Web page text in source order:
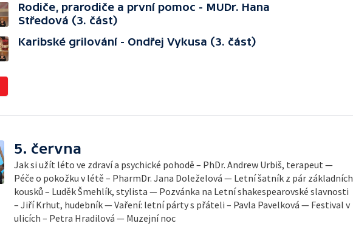
Rodiče, prarodiče a první pomoc - MUDr. Hana
Středová (3. část)
Karibské grilování - Ondřej Vykusa (3. část)
5. června
Jak si užít léto ve zdraví a psychické pohodě – PhDr. Andrew Urbiš, terapeut —
Péče o pokožku v létě – PharmDr. Jana Doleželová — Letní šatník z pár základních
kousků – Luděk Šmehlík, stylista — Pozvánka na Letní shakespearovské slavnosti
– Jiří Krhut, hudebník — Vaření: letní párty s přáteli – Pavla Pavelková — Festival v
ulicích – Petra Hradilová — Muzejní noc